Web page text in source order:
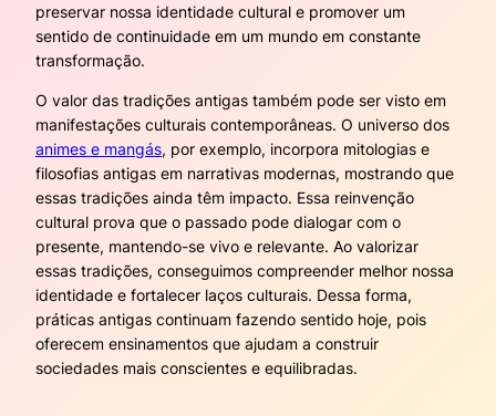
preservar nossa identidade cultural e promover um
sentido de continuidade em um mundo em constante
transformação.
O valor das tradições antigas também pode ser visto em
manifestações culturais contemporâneas. O universo dos
animes e mangás, por exemplo, incorpora mitologias e
filosofias antigas em narrativas modernas, mostrando que
essas tradições ainda têm impacto. Essa reinvenção
cultural prova que o passado pode dialogar com o
presente, mantendo-se vivo e relevante. Ao valorizar
essas tradições, conseguimos compreender melhor nossa
identidade e fortalecer laços culturais. Dessa forma,
práticas antigas continuam fazendo sentido hoje, pois
oferecem ensinamentos que ajudam a construir
sociedades mais conscientes e equilibradas.